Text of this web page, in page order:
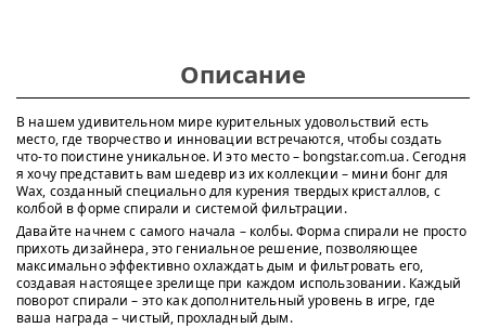
Описание
В нашем удивительном мире курительных удовольствий есть
место, где творчество и инновации встречаются, чтобы создать
что-то поистине уникальное. И это место – bongstar.com.ua. Сегодня
я хочу представить вам шедевр из их коллекции – мини бонг для
Wax, созданный специально для курения твердых кристаллов, с
колбой в форме спирали и системой фильтрации.
Давайте начнем с самого начала – колбы. Форма спирали не просто
прихоть дизайнера, это гениальное решение, позволяющее
максимально эффективно охлаждать дым и фильтровать его,
создавая настоящее зрелище при каждом использовании. Каждый
поворот спирали – это как дополнительный уровень в игре, где
ваша награда – чистый, прохладный дым.